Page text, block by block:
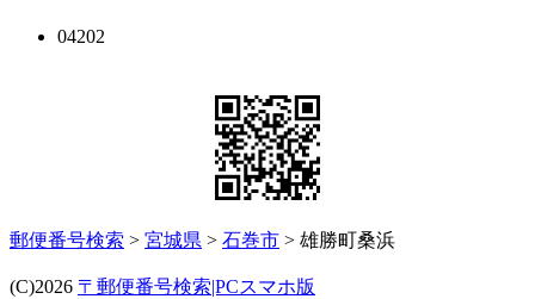
04202
郵便番号検索 > 宮城県 > 石巻市 > 雄勝町桑浜
(C)2026 〒郵便番号検索|PCスマホ版